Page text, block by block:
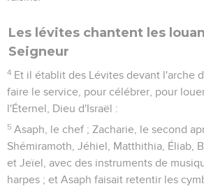
Les lévites chantent les
Seigneur
4 Et il établit des Lévites devant l'arche
faire le service, pour célébrer, pour
l'Éternel, Dieu d'Israël :
5 Asaph, le chef ; Zacharie, le second
Shémiramoth, Jéhiel, Matthithia, Éliab,
et Jeïel, avec des instruments de
harpes ; et Asaph faisait retentir les